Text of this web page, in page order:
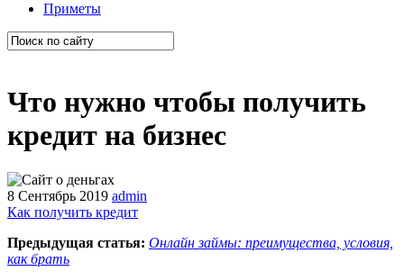
Приметы
Что нужно чтобы получить
кредит на бизнес
8 Сентябрь 2019 admin
Как получить кредит
Предыдущая статья: Онлайн займы: преимущества, условия,
как брать